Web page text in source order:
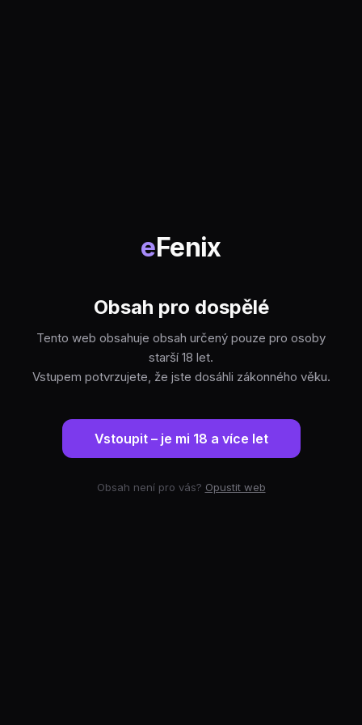
eFenix
Obsah pro dospělé
Tento web obsahuje obsah určený pouze pro osoby
starší 18 let.
Vstupem potvrzujete, že jste dosáhli zákonného věku.
Vstoupit – je mi 18 a více let
Obsah není pro vás? Opustit web